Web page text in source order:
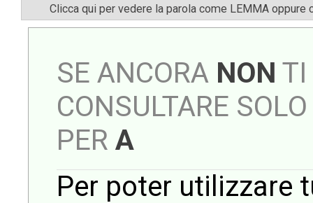
Clicca qui per vedere la parola come LEMMA oppure
SE ANCORA NON TI
CONSULTARE
PER A
Per poter utilizzare